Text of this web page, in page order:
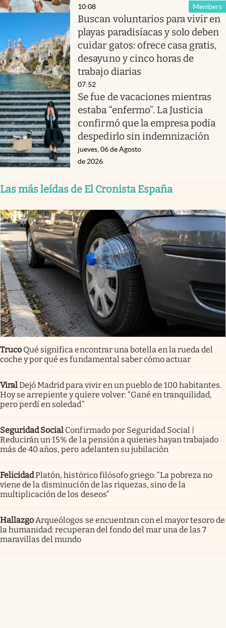
Members
10:08
Buscan voluntarios para vivir en
playas paradisíacas y solo deben
cuidar gatos: ofrece casa gratis,
desayuno y cinco horas de
trabajo diarias
07:52
Se fue de vacaciones mientras
estaba “enfermo”. La Justicia
confirmó que la empresa podía
despedirlo sin indemnización
jueves, 06 de Agosto
de 2026
Las más leídas de El Cronista España
Truco Qué significa encontrar una botella en la rueda del
coche y por qué es fundamental saber cómo actuar
ViralDejó Madrid para vivir en un pueblo de 100 habitantes.
Hoy se arrepiente y quiere volver: “Gané en tranquilidad,
pero perdí en soledad”
Seguridad Social Confirmado por Seguridad Social |
Reducirán un 15% de la pensión a quienes hayan trabajado
más de 40 años, pero adelanten su jubilación
FelicidadPlatón, histórico filósofo griego: “La pobreza no
viene de la disminución de las riquezas, sino de la
multiplicación de los deseos”
Hallazgo Arqueólogos se encuentran con el mayor tesoro de
la humanidad: recuperan del fondo del mar una de las 7
maravillas del mundo